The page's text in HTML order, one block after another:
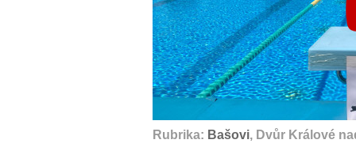
Rubrika: Bašovi, Dvůr Králové